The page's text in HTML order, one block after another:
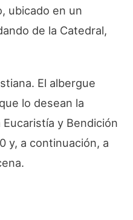
ubicado en un
de la Catedral,
El albergue
lo desean la
y Bendición
y, a continuación, a